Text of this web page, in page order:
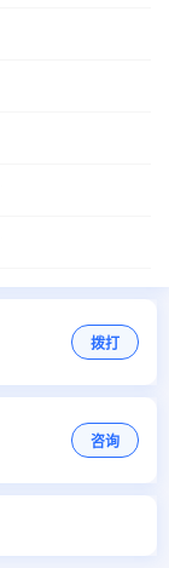
拨打
咨询